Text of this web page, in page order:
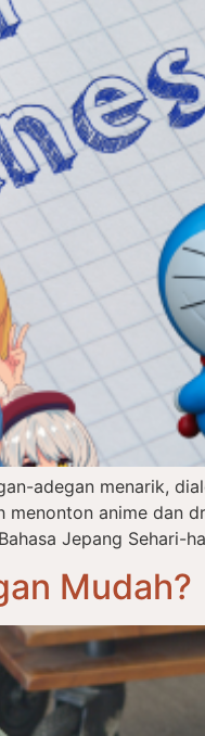
adegan menarik,
menonton anime dan
Jepang Sehari-
Mudah?